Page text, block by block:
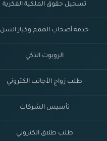
تسجيل حقوق الملكية الفكرية
خدمة أصحاب الهمم وكبار السن
الروبوت الذكي
طلب زواج الأجانب الكتروني
تأسيس الشركات
طلب طلاق الكتروني